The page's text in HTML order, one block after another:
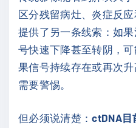
区分残留病灶、炎症反
提供了另一条线索：如
号快速下降甚至转阴，
果信号持续存在或再次
需要警惕。
但必须说清楚：ctDNA目